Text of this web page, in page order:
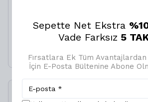
9
SMX Lastik Tamir Kiti
Sepette Net Ekstra
Vade Farksız 5
Fırsatlara Ek Tüm
İçin E-Posta Bültenine Abone